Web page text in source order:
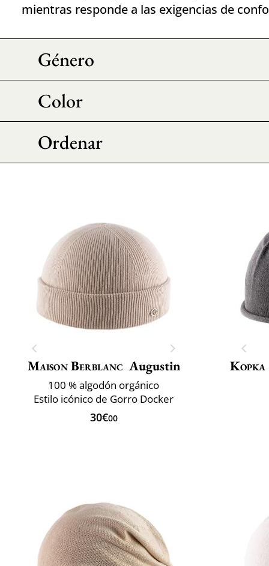
mientras responde a las exigencias de
Género
Color
Ordenar
Maison Berblanc Augustin
100 % algodón orgánico
Estilo icónico de Gorro Docker
30€00
Kopka